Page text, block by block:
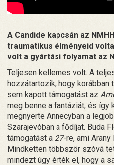
A Candide kapcsán az
traumatikus élményeid
volt a gyártási folyamat az
Teljesen kellemes volt. A
hozzátartozik, hogy korábban
sem kapott támogatást az
meg benne a fantáziát, és így
megnyerte Annecyban a
Szarajevóban a fődíjat. Buda
támogatást a 27-re, ami Arany
Mindketten többször szóvá
mindezt úgy érték el, hogy a